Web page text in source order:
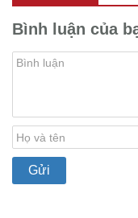
Bình luận của